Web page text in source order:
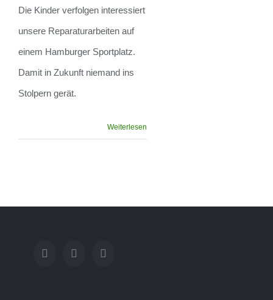
Hamburger
Sportplatz
Die Kinder verfolgen interessiert
unsere Reparaturarbeiten auf
einem Hamburger Sportplatz.
Damit in Zukunft niemand ins
Stolpern gerät.
Weiterlesen